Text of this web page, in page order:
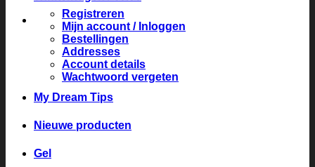
Registreren
Mijn account / Inloggen
Bestellingen
Addresses
Account details
Wachtwoord vergeten
My Dream Tips
Nieuwe producten
Gel